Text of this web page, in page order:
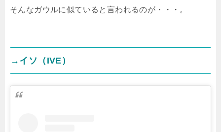
そんなガウルに似ていると言われるのが・・・。
→イソ（IVE）